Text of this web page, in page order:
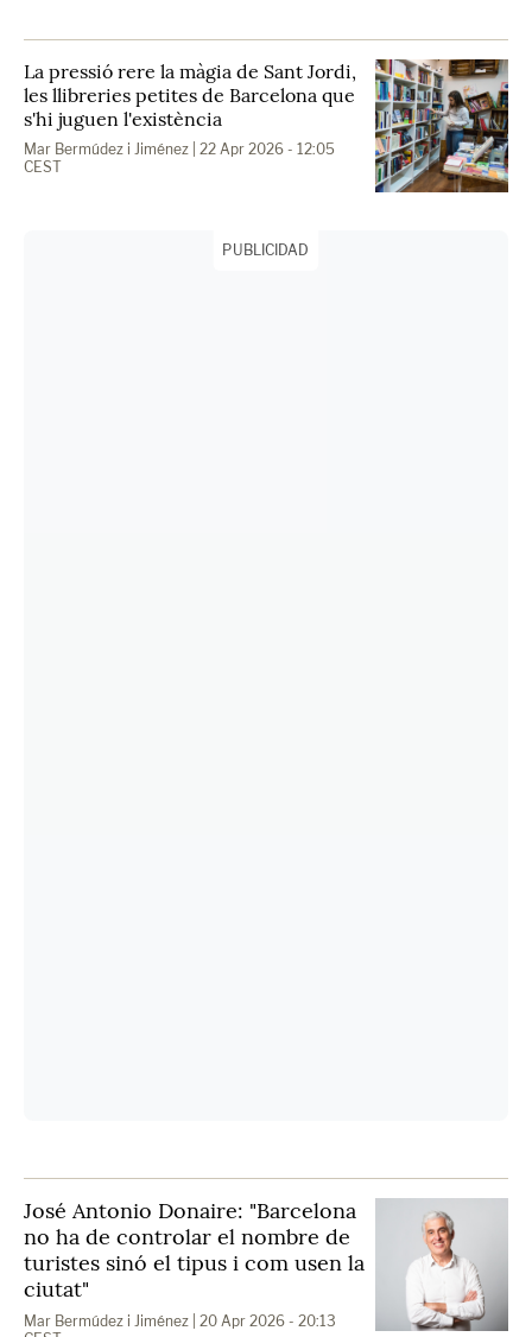
La pressió rere la màgia de Sant Jordi,
les llibreries petites de Barcelona que
s'hi juguen l'existència
Mar Bermúdez i Jiménez | 22 Apr 2026 - 12:05
CEST
PUBLICIDAD
José Antonio Donaire: "Barcelona
no ha de controlar el nombre de
turistes sinó el tipus i com usen la
ciutat"
Mar Bermúdez i Jiménez | 20 Apr 2026 - 20:13